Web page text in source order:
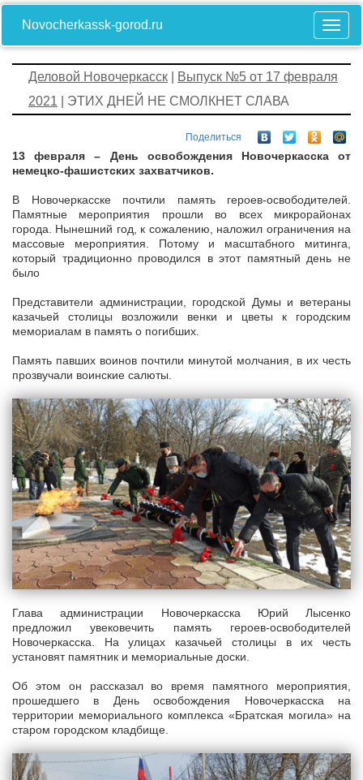
Novocherkassk-gorod.ru
Деловой Новочеркасск
Выпуск №5 от 17 февраля
2021 | ЭТИХ ДНЕЙ НЕ СМОЛКНЕТ СЛАВА
Поделиться
13 февраля – День освобождения Новочеркасска от
немецко-фашистских захватчиков.
В Новочеркасске почтили память героев-освободителей.
Памятные мероприятия прошли во всех микрорайонах
города. Нынешний год, к сожалению, наложил ограничения на
массовые мероприятия. Потому и масштабного митинга,
который традиционно проводился в этот памятный день не
было
Представители администрации, городской Думы и ветераны
казачьей столицы возложили венки и цветы к городским
мемориалам в память о погибших.
Память павших воинов почтили минутой молчания, в их честь
прозвучали воинские салюты.
Глава администрации Новочеркасска Юрий Лысенко
предложил увековечить память героев-освободителей
Новочеркасска. На улицах казачьей столицы в их честь
установят памятник и мемориальные доски.
Об этом он рассказал во время памятного мероприятия,
прошедшего в День освобождения Новочеркасска на
территории мемориального комплекса «Братская могила» на
старом городском кладбище.